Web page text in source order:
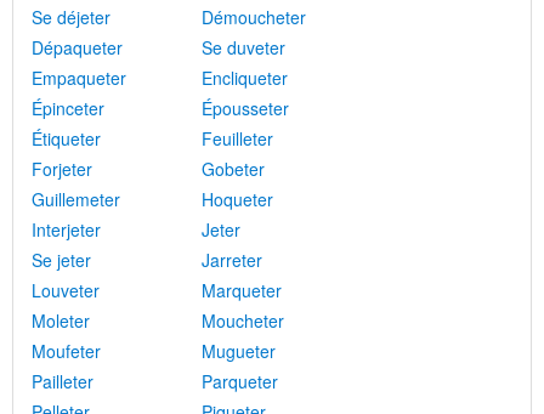
Se déjeter
Démoucheter
Dépaqueter
Se duveter
Empaqueter
Encliqueter
Épinceter
Épousseter
Étiqueter
Feuilleter
Forjeter
Gobeter
Guillemeter
Hoqueter
Interjeter
Jeter
Se jeter
Jarreter
Louveter
Marqueter
Moleter
Moucheter
Moufeter
Mugueter
Pailleter
Parqueter